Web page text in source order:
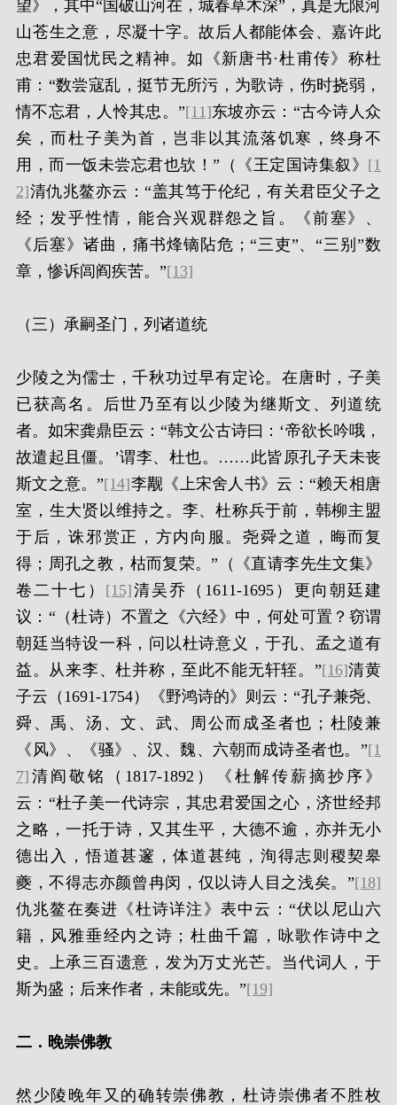
望》，其中“国破山河在，城春草木深”，真是无限河
山苍生之意，尽凝十字。故后人都能体会、嘉许此
忠君爱国忧民之精神。如《新唐书·杜甫传》称杜
甫：“数尝寇乱，挺节无所污，为歌诗，伤时挠弱，
情不忘君，人怜其忠。”[11]东坡亦云：“古今诗人众
矣，而杜子美为首，岂非以其流落饥寒，终身不
用，而一饭未尝忘君也欤！”（《王定国诗集叙》 [1
2]清仇兆鳌亦云：“盖其笃于伦纪，有关君臣父子之
经；发乎性情，能合兴观群怨之旨。《前塞》、
《后塞》诸曲，痛书烽镝阽危；“三吏”、“三别”数
章，惨诉闾阎疾苦。”[13]
（三）承嗣圣门，列诸道统
少陵之为儒士，千秋功过早有定论。在唐时，子美
已获高名。后世乃至有以少陵为继斯文、列道统
者。如宋龚鼎臣云：“韩文公古诗曰：‘帝欲长吟哦，
故遣起且僵。’谓李、杜也。……此皆原孔子天未丧
斯文之意。”[14]李觏《上宋舍人书》云：“赖天相唐
室，生大贤以维持之。李、杜称兵于前，韩柳主盟
于后，诛邪赏正，方内向服。尧舜之道，晦而复
得；周孔之教，枯而复荣。”（《直请李先生文集》
卷二十七） [15]清吴乔（1611-1695）更向朝廷建
议：“（杜诗）不置之《六经》中，何处可置？窃谓
朝廷当特设一科，问以杜诗意义，于孔、孟之道有
益。从来李、杜并称，至此不能无轩轾。”[16]清黄
子云（1691-1754）《野鸿诗的》则云：“孔子兼尧、
舜、禹、汤、文、武、周公而成圣者也；杜陵兼
《风》、《骚》、汉、魏、六朝而成诗圣者也。”[1
7] 清阎敬铭（1817-1892）《杜解传薪摘抄序》
云：“杜子美一代诗宗，其忠君爱国之心，济世经邦
之略，一托于诗，又其生平，大德不逾，亦并无小
德出入，悟道甚邃，体道甚纯，洵得志则稷契皋
夔，不得志亦颜曾冉闵，仅以诗人目之浅矣。”[18]
仇兆鳌在奏进《杜诗详注》表中云：“伏以尼山六
籍，风雅垂经内之诗；杜曲千篇，咏歌作诗中之
史。上承三百遗意，发为万丈光芒。当代词人，于
斯为盛；后来作者，未能或先。”[19]
二．晚崇佛教
然少陵晚年又的确转崇佛教，杜诗崇佛者不胜枚